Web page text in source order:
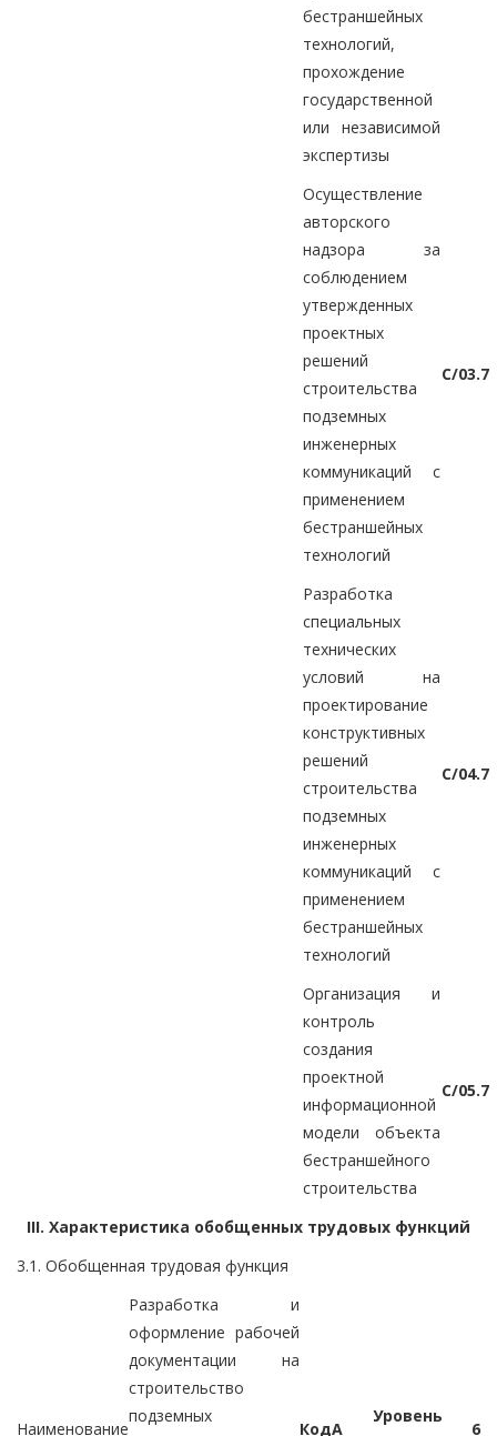
бестраншейных
технологий,
прохождение
государственной
или независимой
экспертизы
Осуществление
авторского
надзора за
соблюдением
утвержденных
проектных
решений
строительства
подземных
инженерных
коммуникаций с
применением
бестраншейных
технологий
C/03.7
Разработка
специальных
технических
условий на
проектирование
конструктивных
решений
строительства
подземных
инженерных
коммуникаций с
применением
бестраншейных
технологий
C/04.7
Организация и
контроль
создания
проектной
информационной
модели объекта
бестраншейного
строительства
C/05.7
III. Характеристика обобщенных трудовых функций
3.1. Обобщенная трудовая функция
Наименование
Разработка и
оформление рабочей
документации на
строительство
подземных
КодA
Уровень
6